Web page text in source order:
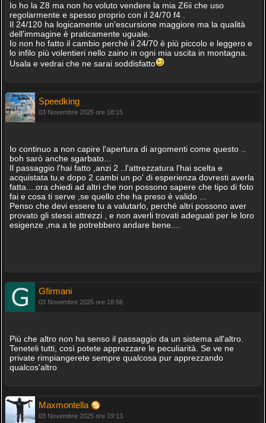
Io ho la Z8 ma non ho voluto vendere la mia Z6ii che uso
regolarmente e spesso proprio con il 24/70 f4 .
Il 24/120 ha logicamente un'escursione maggiore ma la qualità
dell'immagine è praticamente uguale.
Io non ho fatto il cambio perchè il 24/70 è più piccolo e leggero e
lo infilo più volentieri nello zaino in ogni mia uscita in montagna.
Usala e vedrai che ne sarai soddisfatto
Speedking
03 Novembre 2025 ore 18:15
Io continuo a non capire l'apertura di argomenti come questo ..
boh sarò anche sgarbato...
Il passaggio l'hai fatto ,anzi 2 ..l'attrezzatura l'hai scelta e
acquistata tu,e dopo 2 cambi un po' di esperienza dovresti averla
fatta....ora chiedi ad altri che non possono sapere che tipo di foto
fai e cosa ti serve ,se quello che ha preso è valido ...
Penso che devi essere tu a valutarlo, perché altri possono aver
provato gli stessi attrezzi , e non averli trovati adeguati per le loro
esigenze ,ma a te potrebbero andare bene....
Gfirmani
03 Novembre 2025 ore 18:56
Più che altro non ha senso il passaggio da un sistema all'altro.
Teneteli tutti, così potete apprezzare le peculiarità. Se ve ne
private rimpiangerete sempre qualcosa pur apprezzando
qualcos'altro
Maxmontella
03 Novembre 2025 ore 19:13